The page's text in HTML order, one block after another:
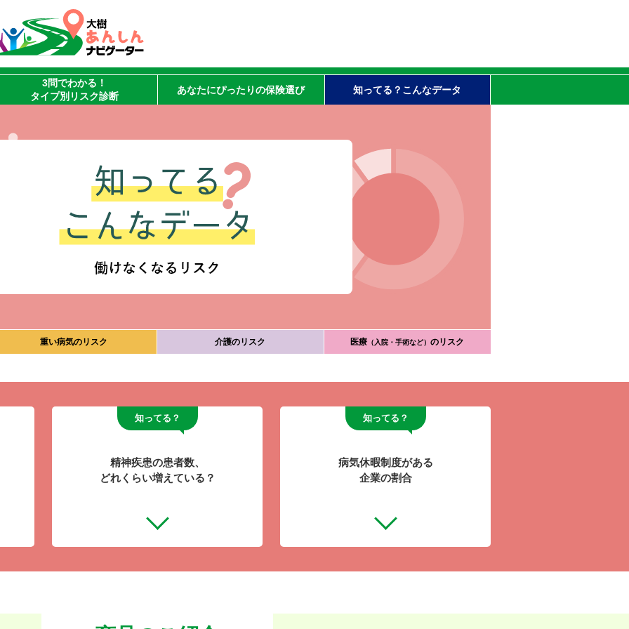
3問でわかる！
タイプ別リスク診断
あなたにぴったりの保険選び 知ってる？こんなデータ
重い病気のリスク 介護のリスク 医療 （入院・手術など）のリスク
知ってる？
精神疾患の患者数、
どれくらい増えている？
知ってる？
病気休暇制度がある
企業の割合